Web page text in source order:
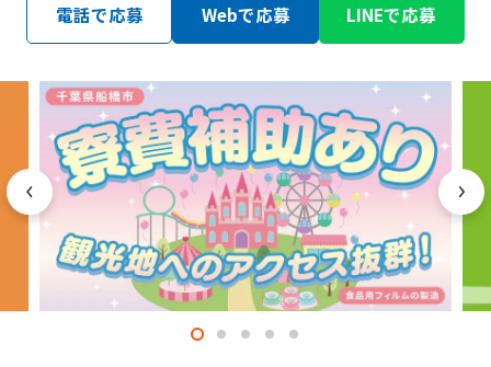
電話で応募 Webで応募 LINEで応募